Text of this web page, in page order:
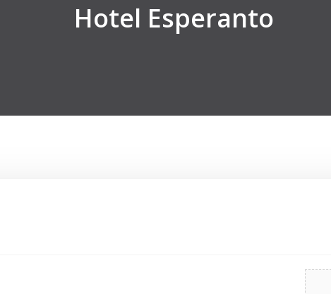
Hotel Esperanto